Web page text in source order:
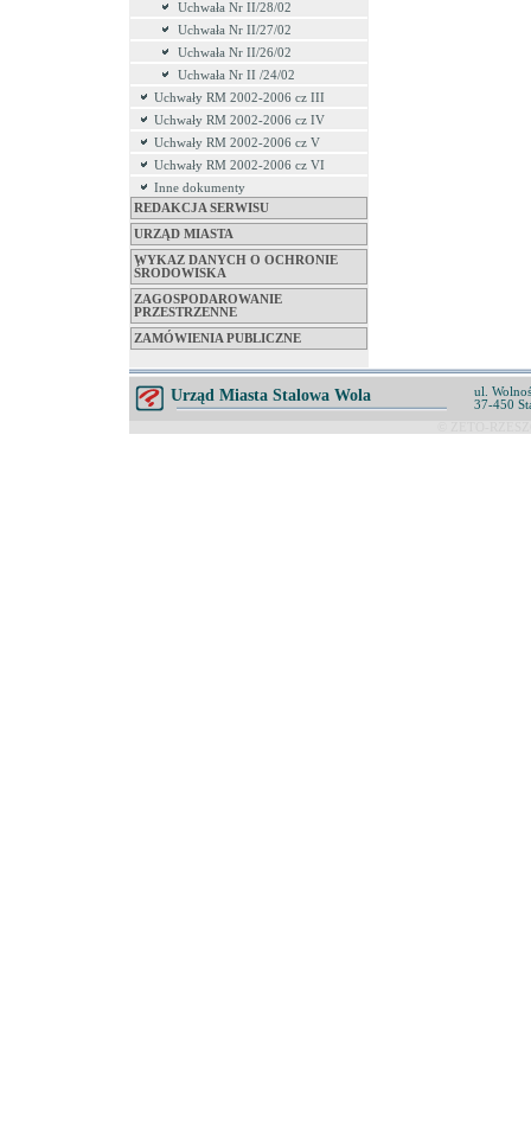
Uchwała Nr II/28/02
Uchwała Nr II/27/02
Uchwała Nr II/26/02
Uchwała Nr II /24/02
Uchwały RM 2002-2006 cz III
Uchwały RM 2002-2006 cz IV
Uchwały RM 2002-2006 cz V
Uchwały RM 2002-2006 cz VI
Inne dokumenty
REDAKCJA SERWISU
URZĄD MIASTA
WYKAZ DANYCH O OCHRONIE
ŚRODOWISKA
ZAGOSPODAROWANIE
PRZESTRZENNE
ZAMÓWIENIA PUBLICZNE
Urząd Miasta Stalowa Wola
ul.
37-450